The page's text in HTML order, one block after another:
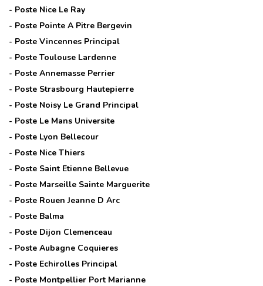
- Poste Nice Le Ray
- Poste Pointe A Pitre Bergevin
- Poste Vincennes Principal
- Poste Toulouse Lardenne
- Poste Annemasse Perrier
- Poste Strasbourg Hautepierre
- Poste Noisy Le Grand Principal
- Poste Le Mans Universite
- Poste Lyon Bellecour
- Poste Nice Thiers
- Poste Saint Etienne Bellevue
- Poste Marseille Sainte Marguerite
- Poste Rouen Jeanne D Arc
- Poste Balma
- Poste Dijon Clemenceau
- Poste Aubagne Coquieres
- Poste Echirolles Principal
- Poste Montpellier Port Marianne